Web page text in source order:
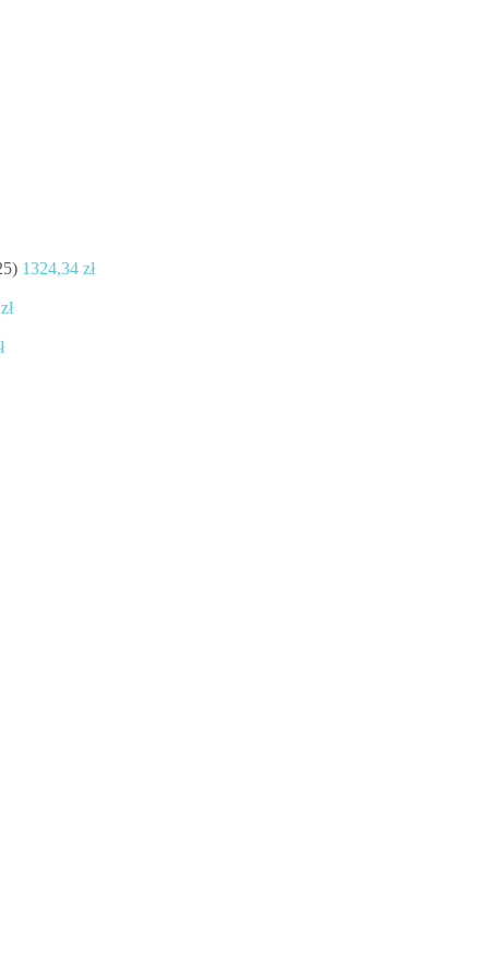
1324,34 zł
zł